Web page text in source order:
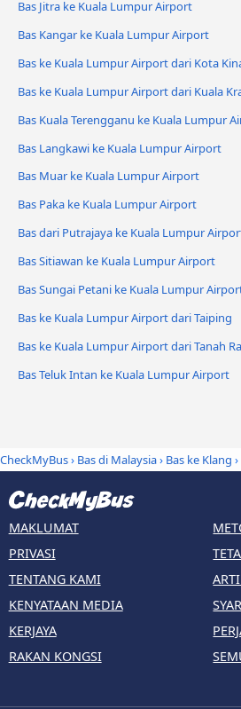
Bas Jitra ke Kuala Lumpur Airport
Bas Kangar ke Kuala Lumpur Airport
Bas ke Kuala Lumpur Airport dari Kota
Bas ke Kuala Lumpur Airport dari Kuala
Bas Kuala Terengganu ke Kuala Lumpur
Bas Langkawi ke Kuala Lumpur Airport
Bas Muar ke Kuala Lumpur Airport
Bas Paka ke Kuala Lumpur Airport
Bas dari Putrajaya ke Kuala Lumpur
Bas Sitiawan ke Kuala Lumpur Airport
Bas Sungai Petani ke Kuala Lumpur
Bas ke Kuala Lumpur Airport dari Taiping
Bas ke Kuala Lumpur Airport dari Tanah
Bas Teluk Intan ke Kuala Lumpur Airport
CheckMyBus› Bas di Malaysia› Bas ke Klang ›
MAKLUMAT
PRIVASI
TENTANG KAMI
KENYATAAN MEDIA
KERJAYA
RAKAN KONGSI